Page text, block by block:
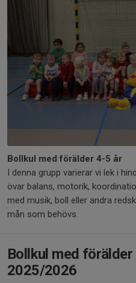
Bollkul med förälder 4-5 år
I denna grupp varierar vi lek i
övar balans, motorik,
med musik, boll eller andra
mån som behövs.
Bollkul med
2025/2026